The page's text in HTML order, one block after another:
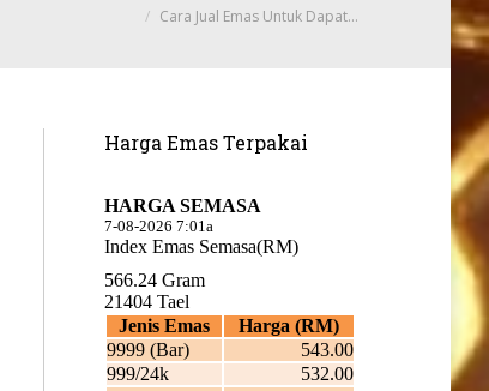
Cara Jual Emas Untuk Dapat…
Harga Emas Terpakai